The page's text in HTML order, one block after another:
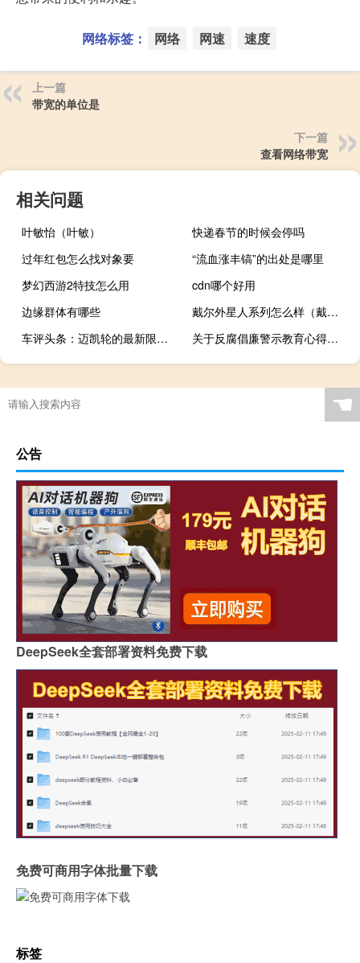
网络标签： 网络 网速 速度
上一篇
带宽的单位是
下一篇
查看网络带宽
相关问题
叶敏怡（叶敏）
快递春节的时候会停吗
过年红包怎么找对象要
“流血涨丰镐”的出处是哪里
梦幻西游2特技怎么用
cdn哪个好用
边缘群体有哪些
戴尔外星人系列怎么样（戴尔外星人怎么样）
车评头条：迈凯轮的最新限量版GT附带羊绒座椅
关于反腐倡廉警示教育心得体会
☚
公告
DeepSeek全套部署资料免费下载
免费可商用字体批量下载
标签